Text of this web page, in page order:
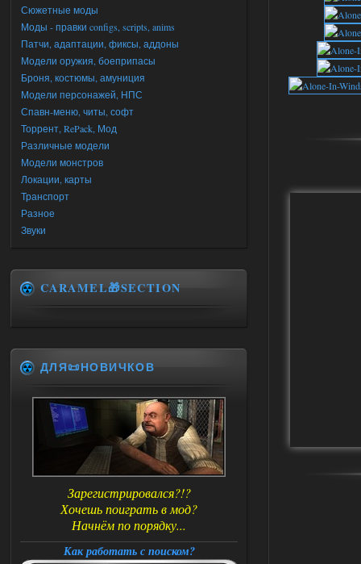
Сюжетные моды
Моды - правки configs, scripts, anims
Патчи, адаптации, фиксы, аддоны
Модели оружия, боеприпасы
Броня, костюмы, амуниция
Модели персонажей, НПС
Спавн-меню, читы, софт
Торрент, RePack, Мод
Различные модели
Модели монстров
Локации, карты
Транспорт
Разное
Звуки
CARAMEL🎁SECTION
ДЛЯ📜НОВИЧКОВ
Зарегистрировался?!?
Хочешь поиграть в мод?
Начнём по порядку...
Как работать с поиском?